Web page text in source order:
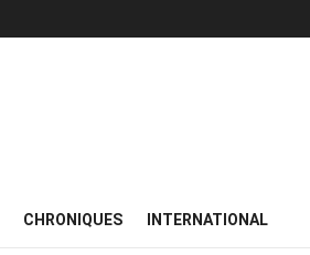
CHRONIQUES INTERNATIONAL